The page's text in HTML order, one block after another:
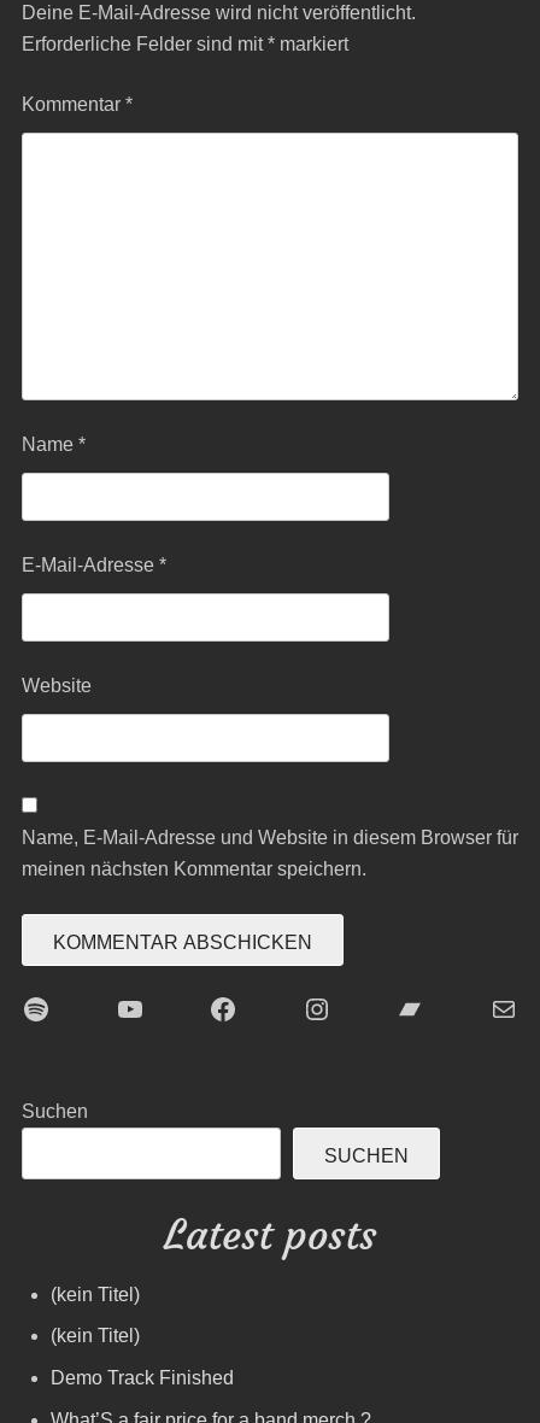
Deine E-Mail-Adresse wird nicht veröffentlicht.
Erforderliche Felder sind mit*markiert
Kommentar *
Name *
E-Mail-Adresse *
Website
Name, E-Mail-Adresse und Website in diesem Browser für
meinen nächsten Kommentar speichern.
Spotify YouTubeFacebookInstagramBandcampE-Mail
Suchen
SUCHEN
Latest posts
(kein Titel)
(kein Titel)
Demo Track Finished